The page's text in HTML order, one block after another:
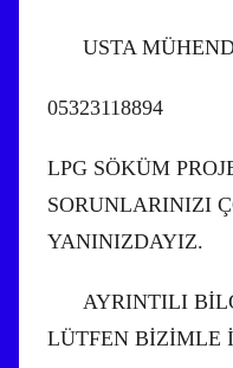
USTA
05323118894
LPG SÖKÜM
SORUNLARINIZI
YANINIZDAYIZ.
AYRINTILI
LÜTFEN BİZİMLE